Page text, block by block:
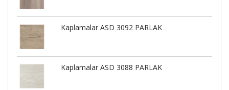
Kaplamalar ASD 3092 PARLAK
Kaplamalar ASD 3088 PARLAK